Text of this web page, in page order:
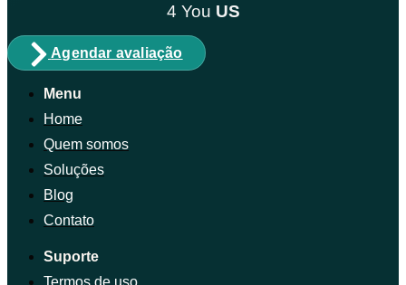
4 You US
Agendar avaliação
Menu
Home
Quem somos
Soluções
Blog
Contato
Suporte